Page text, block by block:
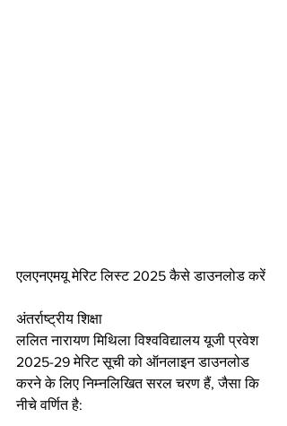
एलएनएमयू मेरिट लिस्ट 2025 कैसे डाउनलोड करें
अंतर्राष्ट्रीय शिक्षा
ललित नारायण मिथिला विश्वविद्यालय यूजी प्रवेश
2025-29 मेरिट सूची को ऑनलाइन डाउनलोड
करने के लिए निम्नलिखित सरल चरण हैं, जैसा कि
नीचे वर्णित है: